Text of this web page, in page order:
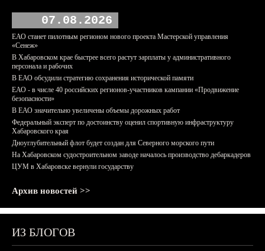
07.08.2026
ЕАО станет пилотным регионом нового проекта Мастерской управления
«Сенеж»
В Хабаровском крае быстрее всего растут зарплаты у административного
персонала и рабочих
В ЕАО обсудили стратегию сохранения исторической памяти
ЕАО - в числе 40 российских регионов-участников кампании «Продвижение
безопасности»
В ЕАО значительно увеличены объемы дорожных работ
Федеральный эксперт по достоинству оценил спортивную инфраструктуру
Хабаровского края
Дноуглубительный флот будет создан для Северного морского пути
На Хабаровском судостроительном заводе началось производство дебаркадеров
ЦУМ в Хабаровске вернули государству
Архив новостей >>
ИЗ БЛОГОВ